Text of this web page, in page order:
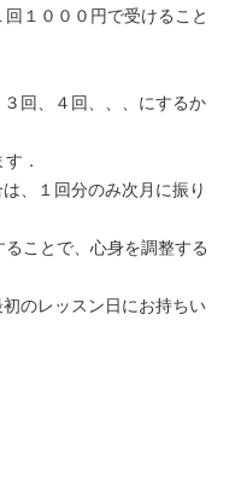
１０００円で受けること
回、４回、、、にするか
．
、１回分のみ次月に振り
ることで、心身を調整する
のレッスン日にお持ちい